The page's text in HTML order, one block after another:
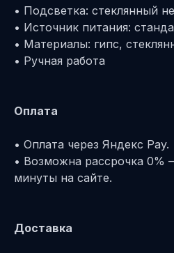
• Подсветка: стеклянный
• Источник питания:
• Материалы: гипс,
• Ручная работа
Оплата
• Оплата через Яндекс Pay.
• Возможна рассрочка 0%
минуты на сайте.
Доставка